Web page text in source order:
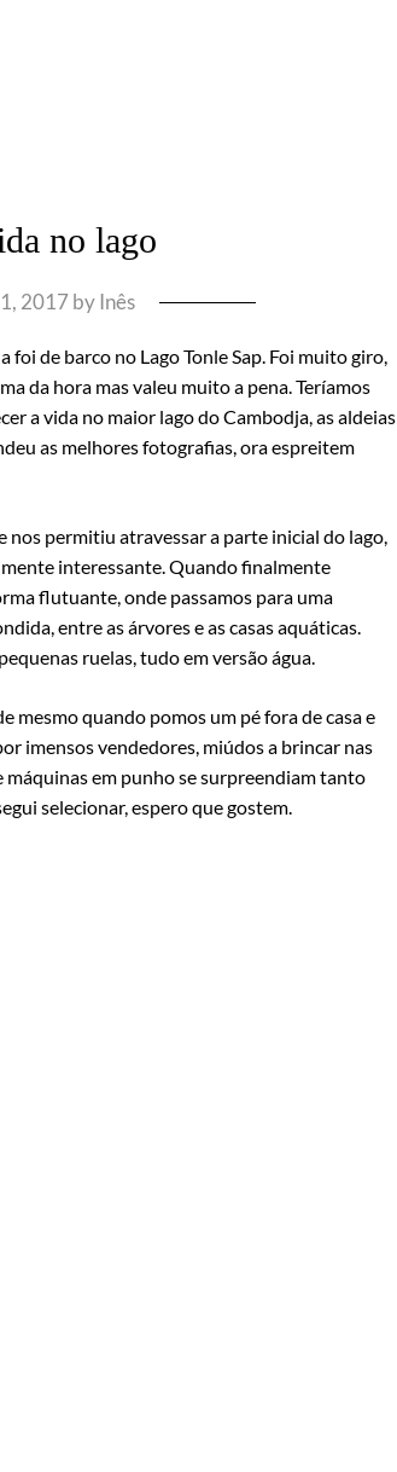
no lago
2017byInês
de barco no Lago Tonle Sap. Foi muito giro,
da hora mas valeu muito a pena. Teríamos
a vida no maior lago do Cambodja, as aldeias
as melhores fotografias, ora espreitem
permitiu atravessar a parte inicial do lago,
interessante. Quando finalmente
flutuante, onde passamos para uma
entre as árvores e as casas aquáticas.
ruelas, tudo em versão água.
mesmo quando pomos um pé fora de casa e
imensos vendedores, miúdos a brincar nas
em punho se surpreendiam tanto
selecionar, espero que gostem.